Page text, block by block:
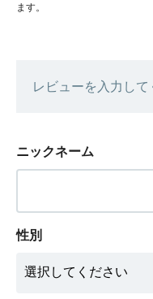
ます。
レビューを入力して
ニックネーム
性別